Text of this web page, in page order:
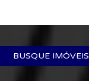
BUSQUE IMÓVEIS